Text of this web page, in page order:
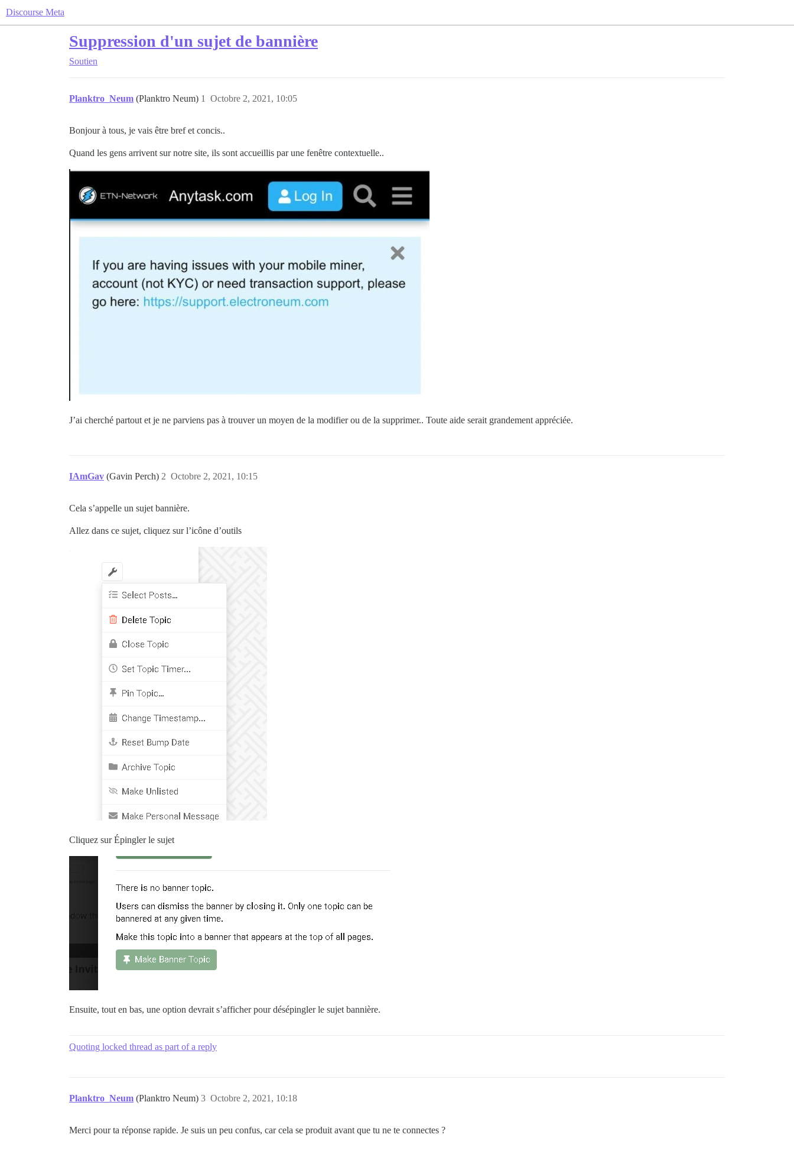
Discourse Meta
Suppression d'un sujet de bannière
Soutien
Planktro_Neum (Planktro Neum) Octobre 2, 2021, 10:05
1
Bonjour à tous, je vais être bref et concis..
Quand les gens arrivent sur notre site, ils sont accueillis par une fenêtre contextuelle..
J’ai cherché partout et je ne parviens pas à trouver un moyen de la modifier ou de la supprimer.. Toute aide serait grandement appréciée.
IAmGav (Gavin Perch) Octobre 2, 2021, 10:15
2
Cela s’appelle un sujet bannière.
Allez dans ce sujet, cliquez sur l’icône d’outils
Cliquez sur Épingler le sujet
Ensuite, tout en bas, une option devrait s’afficher pour désépingler le sujet bannière.
Quoting locked thread as part of a reply
Planktro_Neum (Planktro Neum) Octobre 2, 2021, 10:18
3
Merci pour ta réponse rapide. Je suis un peu confus, car cela se produit avant que tu ne te connectes ?